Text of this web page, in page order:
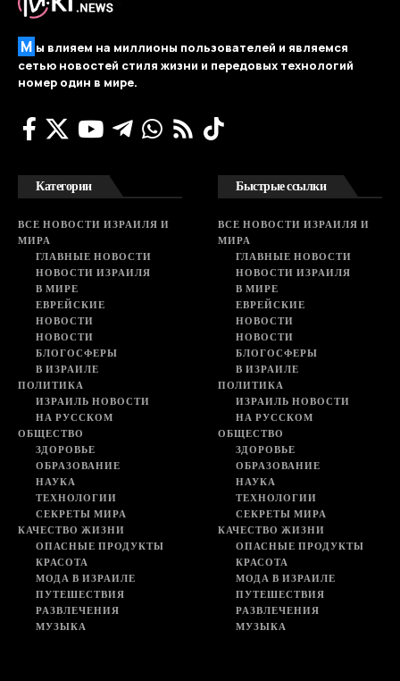
М ы влияем на миллионы пользователей и являемся
сетью новостей стиля жизни и передовых технологий
номер один в мире.
Категории
ВСЕ НОВОСТИ ИЗРАИЛЯ И
МИРА
ГЛАВНЫЕ НОВОСТИ
НОВОСТИ ИЗРАИЛЯ
В МИРЕ
ЕВРЕЙСКИЕ
НОВОСТИ
НОВОСТИ
БЛОГОСФЕРЫ
В ИЗРАИЛЕ
ПОЛИТИКА
ИЗРАИЛЬ НОВОСТИ
НА РУССКОМ
ОБЩЕСТВО
ЗДОРОВЬЕ
ОБРАЗОВАНИЕ
НАУКА
ТЕХНОЛОГИИ
СЕКРЕТЫ МИРА
КАЧЕСТВО ЖИЗНИ
ОПАСНЫЕ ПРОДУКТЫ
КРАСОТА
МОДА В ИЗРАИЛЕ
ПУТЕШЕСТВИЯ
РАЗВЛЕЧЕНИЯ
МУЗЫКА
Быстрые ссылки
ВСЕ НОВОСТИ ИЗРАИЛЯ И
МИРА
ГЛАВНЫЕ НОВОСТИ
НОВОСТИ ИЗРАИЛЯ
В МИРЕ
ЕВРЕЙСКИЕ
НОВОСТИ
НОВОСТИ
БЛОГОСФЕРЫ
В ИЗРАИЛЕ
ПОЛИТИКА
ИЗРАИЛЬ НОВОСТИ
НА РУССКОМ
ОБЩЕСТВО
ЗДОРОВЬЕ
ОБРАЗОВАНИЕ
НАУКА
ТЕХНОЛОГИИ
СЕКРЕТЫ МИРА
КАЧЕСТВО ЖИЗНИ
ОПАСНЫЕ ПРОДУКТЫ
КРАСОТА
МОДА В ИЗРАИЛЕ
ПУТЕШЕСТВИЯ
РАЗВЛЕЧЕНИЯ
МУЗЫКА